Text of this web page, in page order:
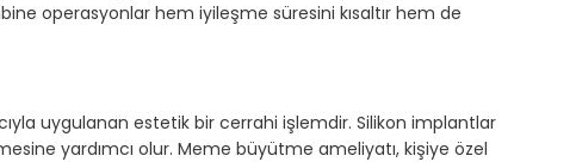
operasyonlar hem iyileşme süresini kısaltır hem de
uygulanan estetik bir cerrahi işlemdir. Silikon implantlar
yardımcı olur. Meme büyütme ameliyatı, kişiye özel